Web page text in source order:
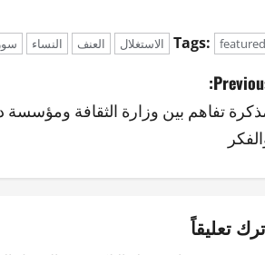
Tags: featured الاستغلال العنف النساء
تفاهم بين وزارة الثقافة ومؤسسة
تعليقاً